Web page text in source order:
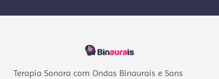
Terapia Sonora com Ondas Binaurais e Sons